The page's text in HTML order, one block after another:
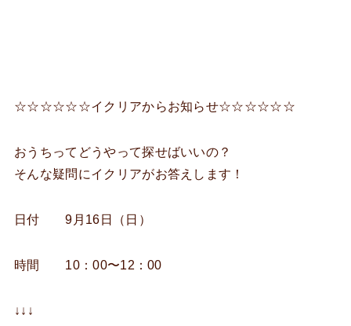
☆☆☆☆☆☆イクリアからお知らせ☆☆☆☆☆☆
おうちってどうやって探せばいいの？
そんな疑問にイクリアがお答えします！
日付 9月16日（日）
時間 10：00〜12：00
↓↓↓